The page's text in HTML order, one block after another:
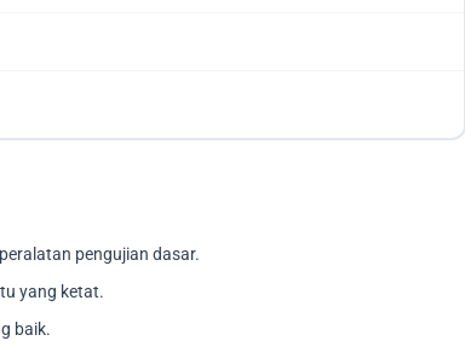
pengujian dasar.
yang ketat.
baik.